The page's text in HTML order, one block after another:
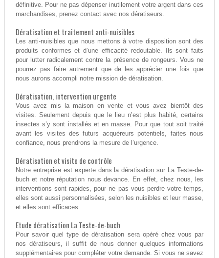
définitive. Pour ne pas dépenser inutilement votre argent dans ces
marchandises, prenez contact avec nos dératiseurs.
Dératisation et traitement anti-nuisibles
Les anti-nuisibles que nous mettons à votre disposition sont des
produits conformes et d’une efficacité redoutable. Ils sont faits
pour lutter radicalement contre la présence de rongeurs. Vous ne
pourrez pas faire autrement que de les apprécier une fois que
nous aurons accompli notre mission de dératisation.
Dératisation, intervention urgente
Vous avez mis la maison en vente et vous avez bientôt des
visites. Seulement depuis que le lieu n’est plus habité, certains
insectes s’y sont installés et en masse. Pour que tout soit traité
avant les visites des futurs acquéreurs potentiels, faites nous
confiance, nous prendrons la mesure de l’urgence.
Dératisation et visite de contrôle
Notre entreprise est experte dans la dératisation sur La Teste-de-
buch et notre réputation nous devance. En effet, chez nous, les
interventions sont rapides, pour ne pas vous perdre votre temps,
elles sont aussi personnalisées, selon les nuisibles et leur masse,
et elles sont efficaces.
Etude dératisation La Teste-de-buch
Pour savoir quel type de dératisation sera opéré chez vous par
nos dératiseurs, il suffit de nous donner quelques informations
supplémentaires pour compléter votre demande. Si vous ne savez